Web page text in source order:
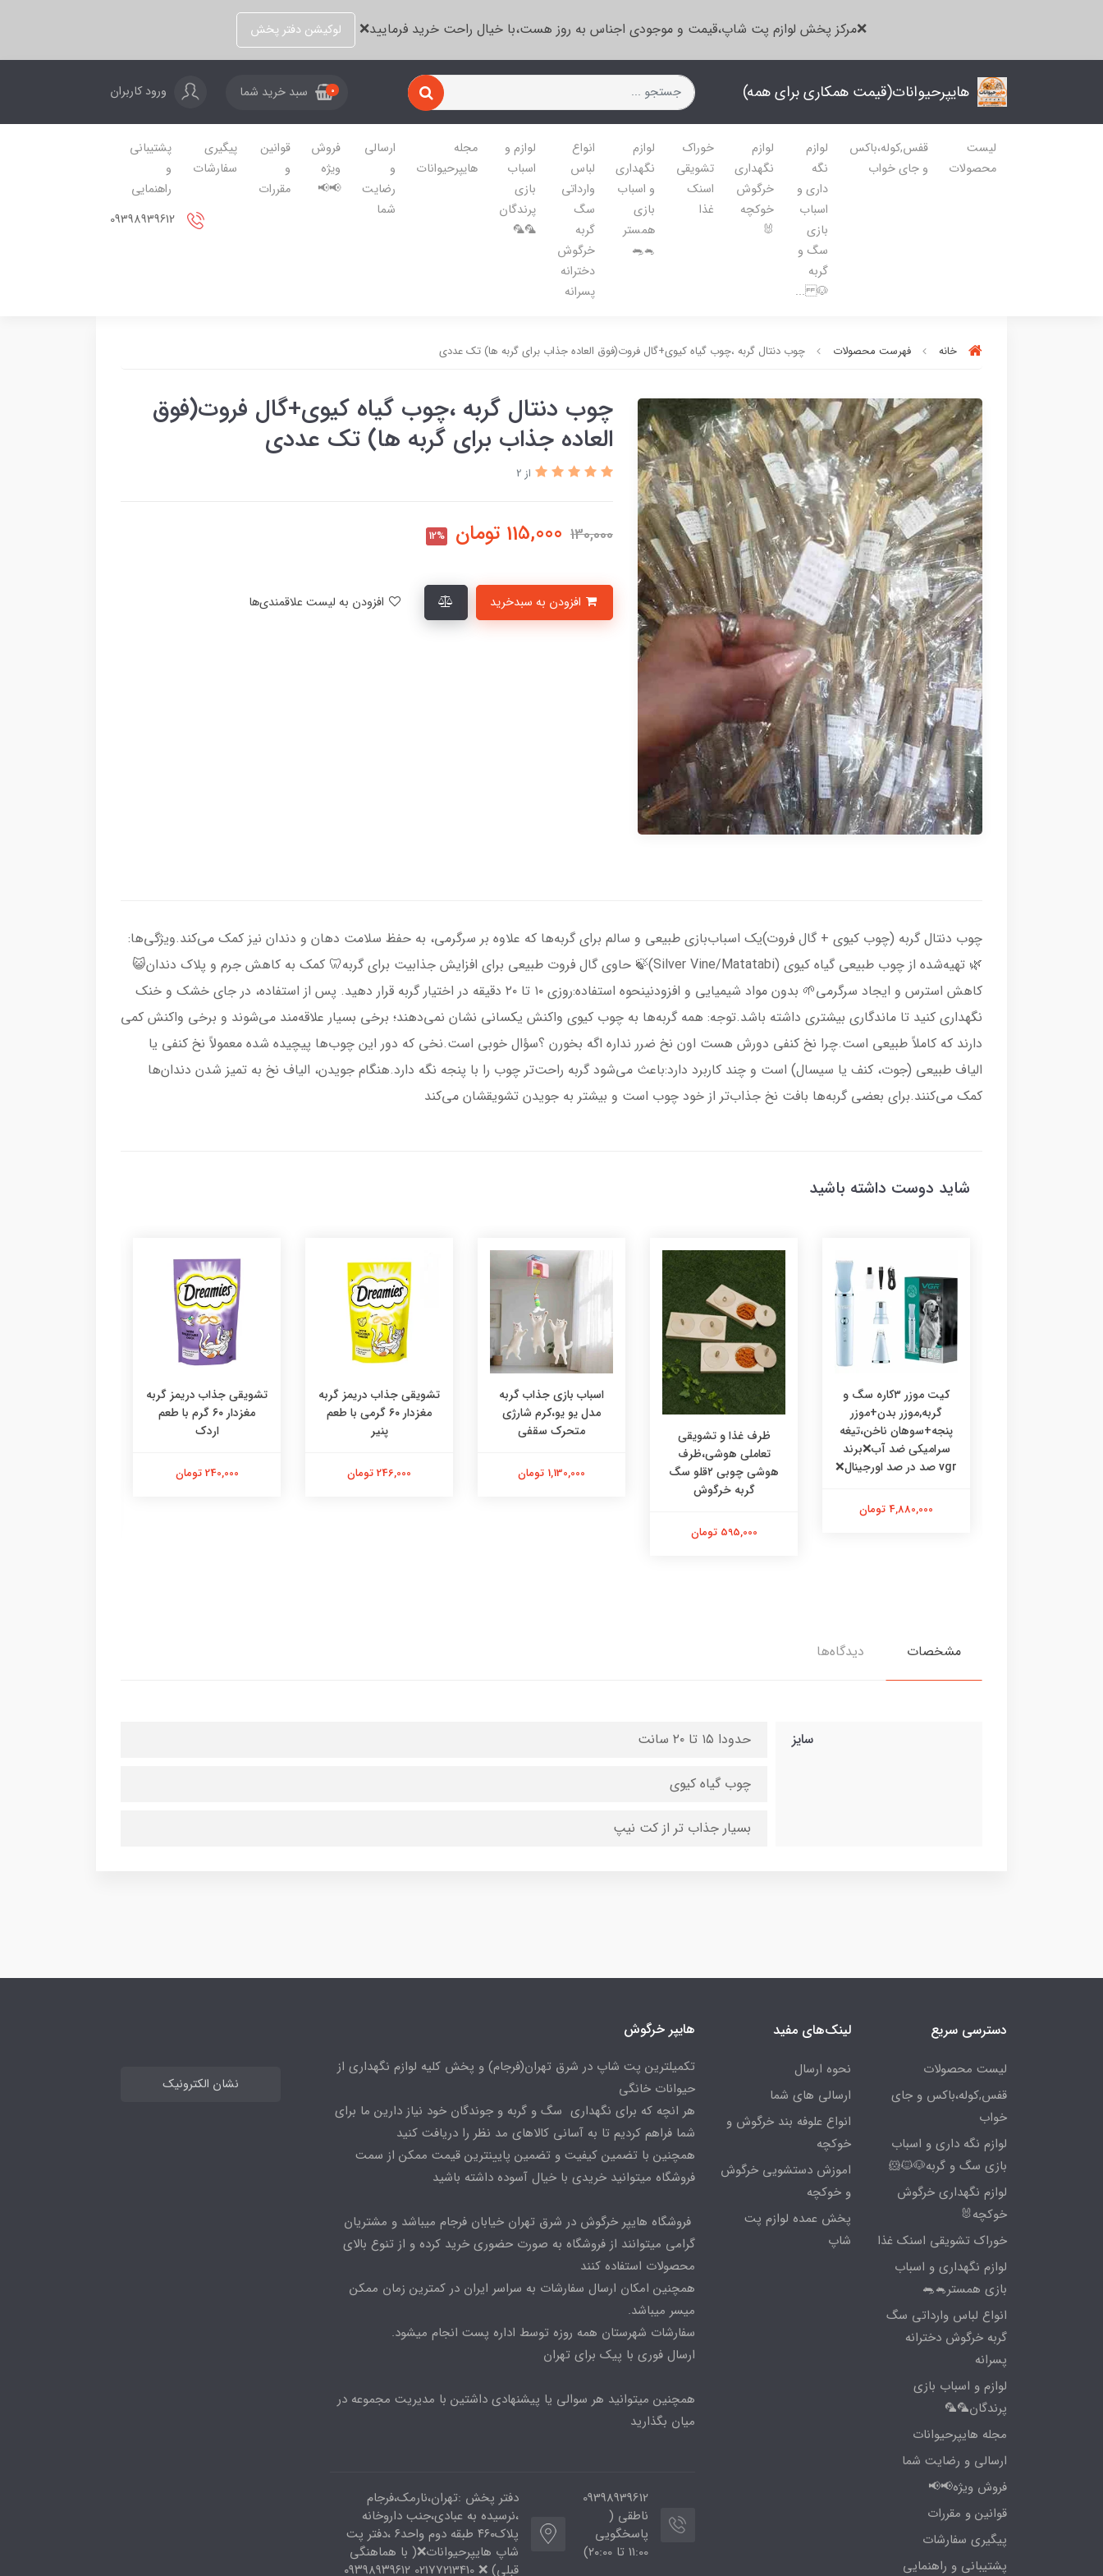
❌مرکز پخش لوازم پت شاپ،قیمت و موجودی اجناس به روز هست،با خیال راحت خرید فرمایید❌ لوکیشن دفتر پخش
هایپرحیوانات(قیمت همکاری برای همه) 0 سبد خرید شما ورود کاربران
لیست
محصولات
قفس,کوله،باکس
و جای خواب
لوازم
نگه
داری و
اسباب
بازی
سگ و
گربه
🐶 ...
لوازم
نگهداری
خرگوش
خوکچه
🐰
خوراک
تشویقی
اسنک
غذا
لوازم
نگهداری
و اسباب
بازی
همستر
🐁🐀
انواع
لباس
وارداتی
سگ
گربه
خرگوش
دخترانه
پسرانه
لوازم و
اسباب
بازی
پرندگان
🦜🦜
مجله
هایپرحیوانات
ارسالی
و
رضایت
شما
فروش
ویژه
📢📢
قوانین
و
مقررات
پیگیری
سفارشات
پشتیبانی
و
راهنمایی
خانه فهرست محصولات چوب دنتال گربه ،چوب گیاه کیوی+گال فروت(فوق العاده جذاب برای گربه ها) تک عددی
چوب دنتال گربه ،چوب گیاه کیوی+گال فروت(فوق
العاده جذاب برای گربه ها) تک عددی
از 2
130,000
115,000 تومان 12%
چوب دنتال گربه (چوب کیوی + گال فروت)یک اسباب‌بازی طبیعی و سالم برای گربه‌ها که علاوه بر سرگرمی، به حفظ سلامت دهان و دندان نیز کمک می‌کند.ویژگی‌ها:
🌿 تهیه‌شده از چوب طبیعی گیاه کیوی (Silver Vine/Matatabi)🍃 حاوی گال فروت طبیعی برای افزایش جذابیت برای گربه🦷 کمک به کاهش جرم و پلاک دندان😺
کاهش استرس و ایجاد سرگرمی🌱 بدون مواد شیمیایی و افزودنینحوه استفاده:روزی ۱۰ تا ۲۰ دقیقه در اختیار گربه قرار دهید. پس از استفاده، در جای خشک و خنک
نگهداری کنید تا ماندگاری بیشتری داشته باشد.توجه: همه گربه‌ها به چوب کیوی واکنش یکسانی نشان نمی‌دهند؛ برخی بسیار علاقه‌مند می‌شوند و برخی واکنش کمی
دارند که کاملاً طبیعی است.چرا نخ کنفی دورش هست اون نخ ضرر نداره اگه بخورن ؟سؤال خوبی است.نخی که دور این چوب‌ها پیچیده شده معمولاً نخ کنفی یا
الیاف طبیعی (جوت، کنف یا سیسال) است و چند کاربرد دارد:باعث می‌شود گربه راحت‌تر چوب را با پنجه نگه دارد.هنگام جویدن، الیاف نخ به تمیز شدن دندان‌ها
کمک می‌کنند.برای بعضی گربه‌ها بافت نخ جذاب‌تر از خود چوب است و بیشتر به جویدن تشویقشان می‌کند
شاید دوست داشته باشید
کیت موزر ۳کاره سگ و
گربه,موزر بدن+موزر
پنجه+سوهان ناخن،تیغه
سرامیکی ضد آب❌برند
vgr صد در صد اورجینال❌
4,880,000 تومان
ظرف غذا و تشویقی
تعاملی هوشی،ظرف
هوشی چوبی ۲قلو سگ
گربه خرگوش
595,000 تومان
اسباب بازی جذاب گربه
مدل یو یو،کرم شارژی
متحرک سقفی
1,130,000 تومان
تشویقی جذاب دریمز گربه
مغزدار ۶۰ گرمی با طعم
پنیر
246,000 تومان
تشویقی جذاب دریمز گربه
مغزدار ۶۰ گرم با طعم
اردک
240,000 تومان
مشخصات دیدگاه‌ها
سایز حدودا ۱۵ تا ۲۰ سانت
چوب گیاه کیوی
بسیار جذاب تر از کت نیپ
دسترسی سریع
لیست محصولات
قفس,کوله،باکس و جای
خواب
لوازم نگه داری و اسباب
بازی سگ و گربه🐶🐱🐹
لوازم نگهداری خرگوش
خوکچه🐰
خوراک تشویقی اسنک غذا
لوازم نگهداری و اسباب
بازی همستر🐁🐀
انواع لباس وارداتی سگ
گربه خرگوش دخترانه
پسرانه
لوازم و اسباب بازی
پرندگان🦜🦜
مجله هایپرحیوانات
ارسالی و رضایت شما
فروش ویژه📢📢
قوانین و مقررات
پیگیری سفارشات
پشتیبانی و راهنمایی
لینک‌های مفید
نحوه ارسال
ارسالی های شما
انواع علوفه بند خرگوش و
خوکچه
اموزش دستشویی خرگوش
و خوکچه
پخش عمده لوازم پت
شاپ
هایپر خرگوش
تکمیلترین پت شاپ در شرق تهران(فرجام) و پخش کلیه لوازم نگهداری از
حیوانات خانگی
هر انچه که برای نگهداری سگ و گربه و جوندگان خود نیاز دارین ما برای
شما فراهم کردیم تا به آسانی کالاهای مد نظر را دریافت کنید
همچنین با تضمین کیفیت و تضمین پایینترین قیمت ممکن از سمت
فروشگاه میتوانید خریدی با خیال آسوده داشته باشید
فروشگاه هایپر خرگوش در شرق تهران خیابان فرجام میباشد و مشتریان
گرامی میتوانند از فروشگاه به صورت حضوری خرید کرده و از تنوع بالای
محصولات استفاده کنند
همچنین امکان ارسال سفارشات به سراسر ایران در کمترین زمان ممکن
میسر میباشد.
سفارشات شهرستان همه روزه توسط اداره پست انجام میشود.
ارسال فوری با پیک برای تهران
همچنین میتوانید هر سوالی یا پیشنهادی داشتین با مدیریت مجموعه در
میان بگذارید
09398939612
ناطقی (
پاسخگویی
11:00 تا ۲۰:00)
دفتر پخش :تهران،نارمک،فرجام
،نرسیده به عبادی،جنب داروخانه
پلاک۴۶۰ طبقه دوم واحد۶ ،دفتر پت
شاپ هایپرحیوانات❌( با هماهنگی
قبلی) ❌ 02177213410 ۰۹۳۹۸۹۳۹۶۱۲
نشان الکترونیک